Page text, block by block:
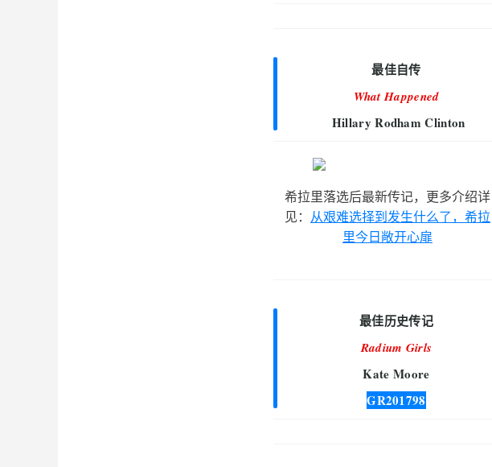
最佳自传
What Happened
Hillary Rodham Clinton
希拉里落选后最新传记，更多介绍详
见： 从艰难选择到发生什么了，希拉
里今日敞开心扉
最佳历史传记
Radium Girls
Kate Moore
GR201798